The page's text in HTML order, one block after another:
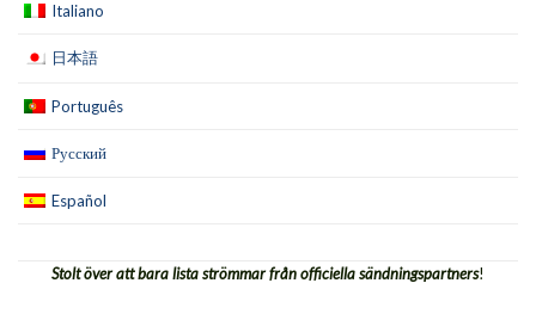
Italiano
日本語
Português
Русский
Español
Stolt över att bara lista strömmar från officiella sändningspartners!